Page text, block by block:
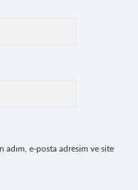
adım, e-posta adresim ve site